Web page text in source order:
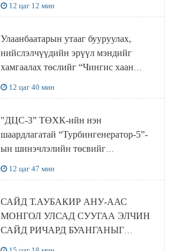
12 цаг 12 мин
Улаанбаатарын утааг бууруулах,
нийслэлчүүдийн эрүүл мэндийг
хамгаалах төслийг “Чингис хаан
12 цаг 40 мин
"ДЦС-3” ТӨХК-ийн нэн
шаардлагатай “Турбингенератор-5”-
ын шинэчлэлийн төсвийг
12 цаг 47 мин
САЙД Т.АУБАКИР АНУ-ААС
МОНГОЛ УЛСАД СУУГАА ЭЛЧИН
САЙД РИЧАРД БУАНГАНЫГ